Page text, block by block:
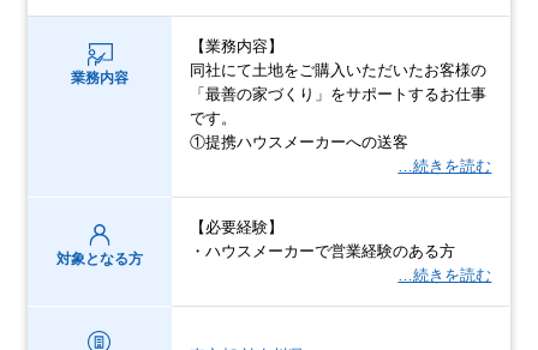
業務内容
【業務内容】
同社にて土地をご購入いただいたお客様の
「最善の家づくり」をサポートするお仕事
です。
①提携ハウスメーカーへの送客
…続きを読む
対象となる方
【必要経験】
・ハウスメーカーで営業経験のある方
…続きを読む